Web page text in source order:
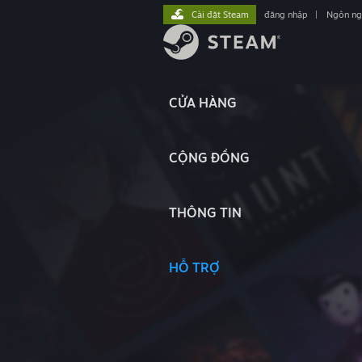
CỬA HÀNG
CỘNG ĐỒNG
THÔNG TIN
HỖ TRỢ
Cài đặt Steam đăng nhập Ngôn